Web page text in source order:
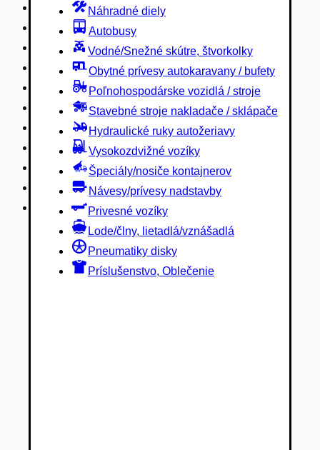
Náhradné diely
Autobusy
Vodné/Snežné skútre, štvorkolky
Obytné prívesy autokaravany / bufety
Poľnohospodárske vozidlá / stroje
Stavebné stroje nakladače / sklápače
Hydraulické ruky autožeriavy
Vysokozdvižné vozíky
Špeciály/nosiče kontajnerov
Návesy/prívesy nadstavby
Privesné vozíky
Lode/člny, lietadlá/vznášadlá
Pneumatiky disky
Príslušenstvo, Oblečenie
Obytné prívesy autokaravany / bufety
Poľnohospodárske vozidlá / stroje
Stavebné stroje nakladače / sklápače
Hydraulické ruky autožeriavy
Vysokozdvižné vozíky
Špeciály/nosiče kontajnerov
Návesy/prívesy nadstavby
Privesné vozíky
Lode/člny, lietadlá/vznášadlá
Pneumatiky disky
Príslušenstvo, Oblečenie